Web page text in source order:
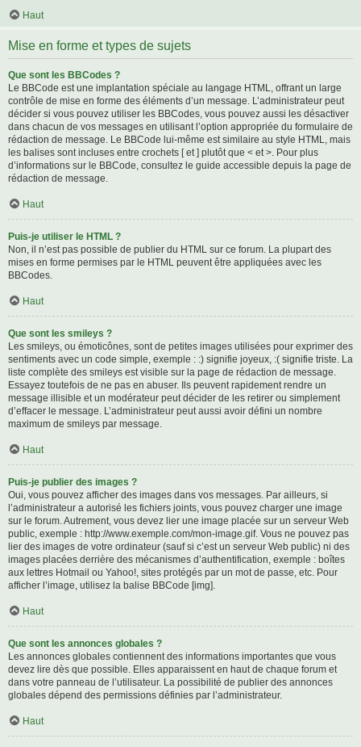
Haut
Mise en forme et types de sujets
Que sont les BBCodes ?
Le BBCode est une implantation spéciale au langage HTML, offrant un large
contrôle de mise en forme des éléments d’un message. L’administrateur peut
décider si vous pouvez utiliser les BBCodes, vous pouvez aussi les désactiver
dans chacun de vos messages en utilisant l’option appropriée du formulaire de
rédaction de message. Le BBCode lui-même est similaire au style HTML, mais
les balises sont incluses entre crochets [ et ] plutôt que < et >. Pour plus
d’informations sur le BBCode, consultez le guide accessible depuis la page de
rédaction de message.
Haut
Puis-je utiliser le HTML ?
Non, il n’est pas possible de publier du HTML sur ce forum. La plupart des
mises en forme permises par le HTML peuvent être appliquées avec les
BBCodes.
Haut
Que sont les smileys ?
Les smileys, ou émoticônes, sont de petites images utilisées pour exprimer des
sentiments avec un code simple, exemple : :) signifie joyeux, :( signifie triste. La
liste complète des smileys est visible sur la page de rédaction de message.
Essayez toutefois de ne pas en abuser. Ils peuvent rapidement rendre un
message illisible et un modérateur peut décider de les retirer ou simplement
d’effacer le message. L’administrateur peut aussi avoir défini un nombre
maximum de smileys par message.
Haut
Puis-je publier des images ?
Oui, vous pouvez afficher des images dans vos messages. Par ailleurs, si
l’administrateur a autorisé les fichiers joints, vous pouvez charger une image
sur le forum. Autrement, vous devez lier une image placée sur un serveur Web
public, exemple : http://www.exemple.com/mon-image.gif. Vous ne pouvez pas
lier des images de votre ordinateur (sauf si c’est un serveur Web public) ni des
images placées derrière des mécanismes d’authentification, exemple : boîtes
aux lettres Hotmail ou Yahoo!, sites protégés par un mot de passe, etc. Pour
afficher l’image, utilisez la balise BBCode [img].
Haut
Que sont les annonces globales ?
Les annonces globales contiennent des informations importantes que vous
devez lire dès que possible. Elles apparaissent en haut de chaque forum et
dans votre panneau de l’utilisateur. La possibilité de publier des annonces
globales dépend des permissions définies par l’administrateur.
Haut